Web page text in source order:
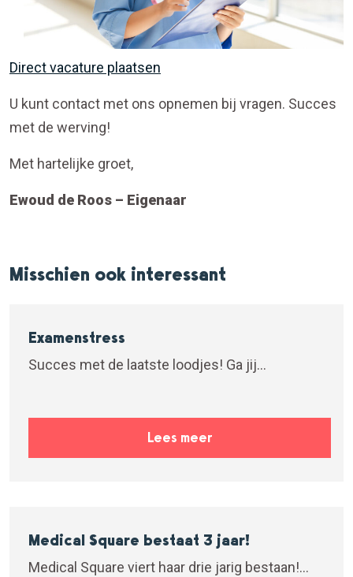
Direct vacature plaatsen
U kunt contact met ons opnemen bij vragen. Succes
met de werving!
Met hartelijke groet,
Ewoud de Roos – Eigenaar
Misschien ook interessant
Examenstress
Succes met de laatste loodjes! Ga jij...
Lees meer
Medical Square bestaat 3 jaar!
Medical Square viert haar drie jarig bestaan!...